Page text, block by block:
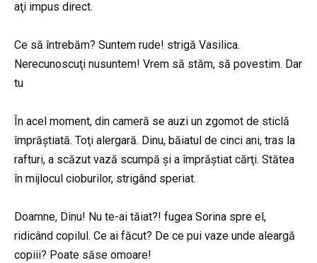
aţi impus direct.
Ce să întrebăm? Suntem rude! strigă Vasilica.
Nerecunoscuţi nusuntem! Vrem să stăm, să povestim. Dar
tu
În acel moment, din cameră se auzi un zgomot de sticlă
împrăștiată. Toţi alergară. Dinu, băiatul de cinci ani, tras la
rafturi, a scăzut vază scumpă și a împrăștiat cărţi. Stătea
în mijlocul cioburilor, strigând speriat.
Doamne, Dinu! Nu te-ai tăiat?! fugea Sorina spre el,
ridicând copilul. Ce ai făcut? De ce pui vaze unde aleargă
copiii? Poate săse omoare!